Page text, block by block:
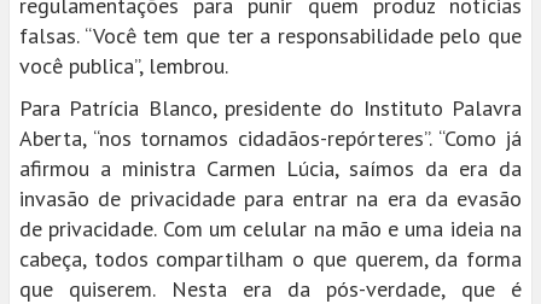
falsas. “Você tem que ter a responsabilidade pelo que
você publica”, lembrou.
Para Patrícia Blanco, presidente do Instituto Palavra
Aberta, “nos tornamos cidadãos-repórteres”. “Como já
afirmou a ministra Carmen Lúcia, saímos da era da
invasão de privacidade para entrar na era da evasão
de privacidade. Com um celular na mão e uma ideia na
cabeça, todos compartilham o que querem, da forma
que quiserem. Nesta era da pós-verdade, que é